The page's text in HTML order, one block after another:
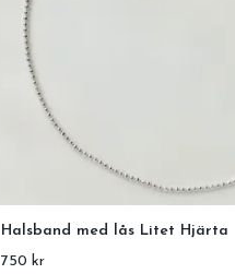
Halsband med lås Litet Hjärta
750 kr